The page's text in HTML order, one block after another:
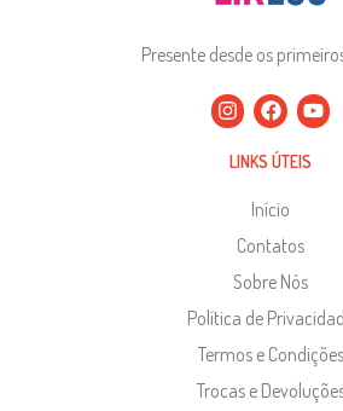
Presente desde os
LINKS ÚTEIS
Início
Contatos
Sobre Nós
Política de
Termos e Condições
Trocas e